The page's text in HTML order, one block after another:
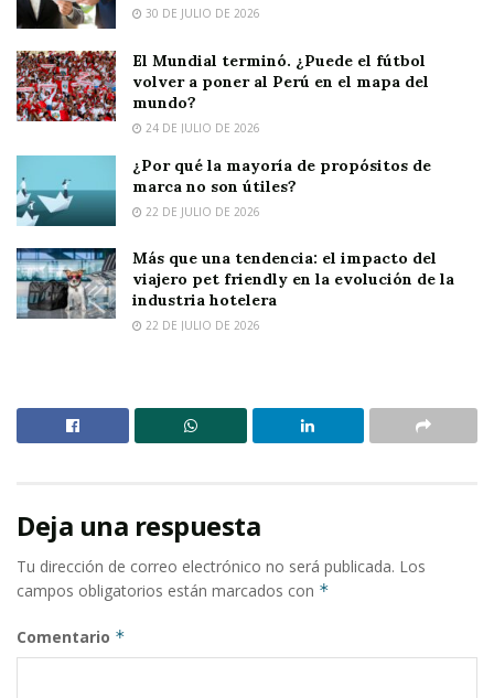
30 DE JULIO DE 2026
El Mundial terminó. ¿Puede el fútbol
volver a poner al Perú en el mapa del
mundo?
24 DE JULIO DE 2026
¿Por qué la mayoría de propósitos de
marca no son útiles?
22 DE JULIO DE 2026
Más que una tendencia: el impacto del
viajero pet friendly en la evolución de la
industria hotelera
22 DE JULIO DE 2026
Deja una respuesta
Tu dirección de correo electrónico no será publicada. Los
campos obligatorios están marcados con *
Comentario *